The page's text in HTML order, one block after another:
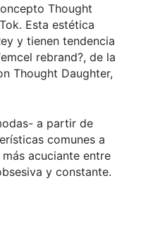
Thought
Esta estética
y tienen tendencia
rebrand?, de la
Thought Daughter,
a partir de
comunes a
acuciante entre
y constante.